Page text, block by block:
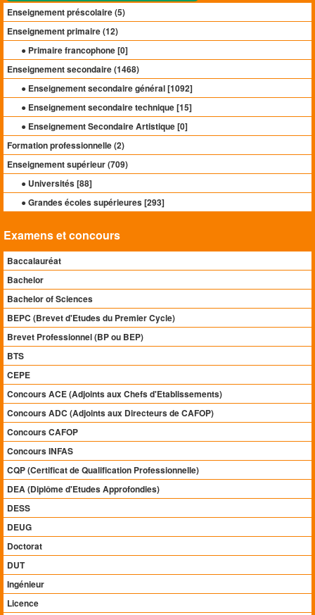
Enseignement préscolaire (5)
Enseignement primaire (12)
● Primaire francophone [0]
Enseignement secondaire (1468)
● Enseignement secondaire général [1092]
● Enseignement secondaire technique [15]
● Enseignement Secondaire Artistique [0]
Formation professionnelle (2)
Enseignement supérieur (709)
● Universités [88]
● Grandes écoles supérieures [293]
Examens et concours
Baccalauréat
Bachelor
Bachelor of Sciences
BEPC (Brevet d'Etudes du Premier Cycle)
Brevet Professionnel (BP ou BEP)
BTS
CEPE
Concours ACE (Adjoints aux Chefs d'Etablissements)
Concours ADC (Adjoints aux Directeurs de CAFOP)
Concours CAFOP
Concours INFAS
CQP (Certificat de Qualification Professionnelle)
DEA (Diplôme d'Etudes Approfondies)
DESS
DEUG
Doctorat
DUT
Ingénieur
Licence